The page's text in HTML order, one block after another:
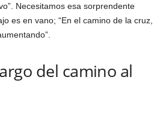
Necesitamos esa sorprendente
es en vano; “En el camino de la cruz,
del camino al